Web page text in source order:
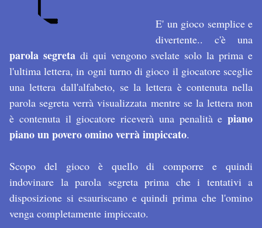
E' un gioco semplice e
divertente.. c'è una
parola segretadi qui vengono svelate solo la prima e
l'ultima lettera, in ogni turno di gioco il giocatore sceglie
una lettera dall'alfabeto, se la lettera è contenuta nella
parola segreta verrà visualizzata mentre se la lettera non
è contenuta il giocatore riceverà una penalità e piano
piano un povero omino verrà impiccato.
Scopo del gioco è quello di comporre e quindi
indovinare la parola segreta prima che i tentativi a
disposizione si esauriscano e quindi prima che l'omino
venga completamente impiccato.